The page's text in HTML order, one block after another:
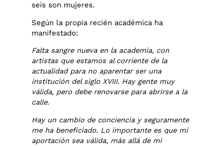
seis son mujeres.
Según la propia recién académica ha
manifestado:
Falta sangre nueva en la academia, con
artistas que estamos al corriente de la
actualidad para no aparentar ser una
institución del siglo XVIII. Hay gente muy
válida, pero debe renovarse para abrirse a la
calle.
Hay un cambio de conciencia y seguramente
me ha beneficiado. Lo importante es que mi
aportación sea válida, más allá de mi